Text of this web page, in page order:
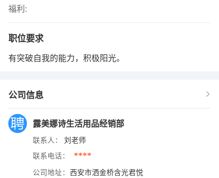
福利:
职位要求
有突破自我的能力，积极阳光。
公司信息
露美娜诗生活用品经销部
联系人： 刘老师
联系电话： ****
公司地址： 西安市洒金桥含光君悦